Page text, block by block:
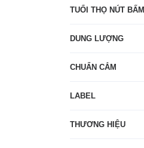
TUỔI THỌ NÚT BẤM
DUNG LƯỢNG
CHUẨN CẮM
LABEL
THƯƠNG HIỆU